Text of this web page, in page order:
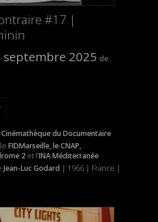
#17 |
septembre 2025
Cinémathèque du Documentaire
FIDMarseille, le CNAP,
2 et l’INA Méditerranée
Jean-Luc Godard | 1966 | France |